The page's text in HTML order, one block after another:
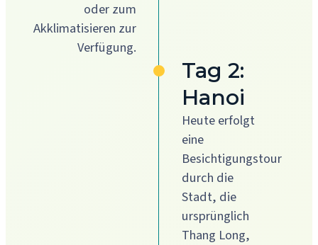
oder zum
Akklimatisieren zur
Verfügung.
Tag 2:
Hanoi
Heute erfolgt
eine
Besichtigungstour
durch die
Stadt, die
ursprünglich
Thang Long,